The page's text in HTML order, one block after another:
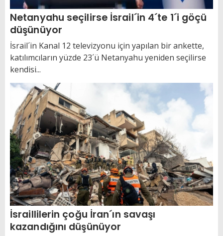
Netanyahu seçilirse İsrail´in 4´te 1´i göçü
düşünüyor
İsrail´in Kanal 12 televizyonu için yapılan bir ankette,
katılımcıların yüzde 23´ü Netanyahu yeniden seçilirse
kendisi...
İsraillilerin çoğu İran´ın savaşı
kazandığını düşünüyor